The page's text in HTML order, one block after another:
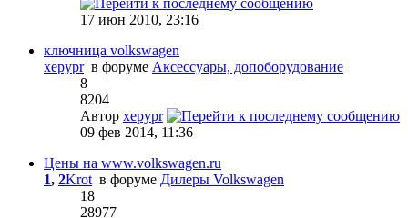
17 июн 2010, 23:16
ключница volkswagen
xepyprв форуме Аксессуары, допоборудование
8
8204
Автор xepypr
09 фев 2014, 11:36
Цены на www.volkswagen.ru
1, 2Krotв форуме Дилеры Volkswagen
18
28977